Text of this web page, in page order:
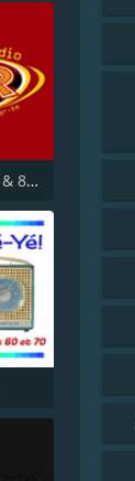
RGR 60s 70s & 80s